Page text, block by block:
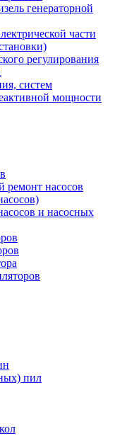
генераторной
части
регулирования
систем
мощности
ремонт насосов
и насосных
пил